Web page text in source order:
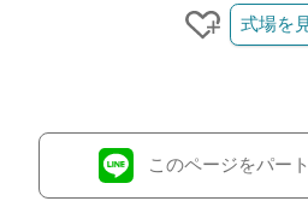
クリップ
式場を
このページをパー